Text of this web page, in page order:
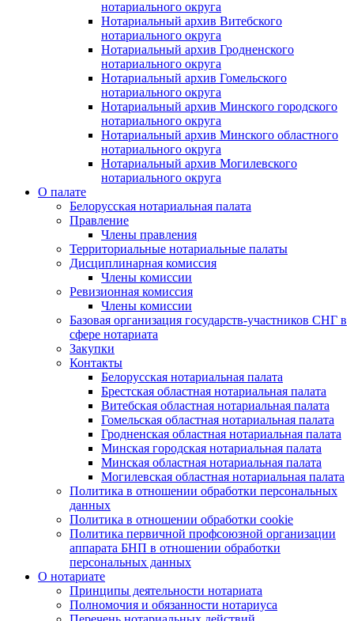
нотариального округа
Нотариальный архив Витебского
нотариального округа
Нотариальный архив Гродненского
нотариального округа
Нотариальный архив Гомельского
нотариального округа
Нотариальный архив Минского городского
нотариального округа
Нотариальный архив Минского областного
нотариального округа
Нотариальный архив Могилевского
нотариального округа
О палате
Белорусская нотариальная палата
Правление
Члены правления
Территориальные нотариальные палаты
Дисциплинарная комиссия
Члены комиссии
Ревизионная комиссия
Члены комиссии
Базовая организация государств-участников СНГ в
сфере нотариата
Закупки
Контакты
Белорусская нотариальная палата
Брестская областная нотариальная палата
Витебская областная нотариальная палата
Гомельская областная нотариальная палата
Гродненская областная нотариальная палата
Минская городская нотариальная палата
Минская областная нотариальная палата
Могилевская областная нотариальная палата
Политика в отношении обработки персональных
данных
Политика в отношении обработки cookie
Политика первичной профсоюзной организации
аппарата БНП в отношении обработки
персональных данных
О нотариате
Принципы деятельности нотариата
Полномочия и обязанности нотариуса